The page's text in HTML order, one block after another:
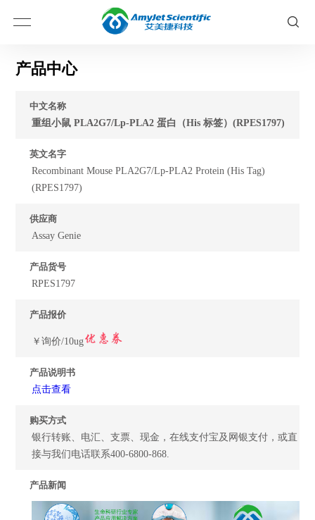
产品中心
中文名称
重组小鼠 PLA2G7/Lp-PLA2 蛋白（His 标签）(RPES1797)
英文名字
Recombinant Mouse PLA2G7/Lp-PLA2 Protein (His Tag)
(RPES1797)
供应商
Assay Genie
产品货号
RPES1797
产品报价
￥询价/10ug
产品说明书
点击查看
购买方式
银行转账、电汇、支票、现金，在线支付宝及网银支付，或直
接与我们电话联系400-6800-868.
产品新闻